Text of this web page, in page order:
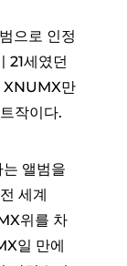
으로 인정
21세였던
XNUMX만
작이다.
앨범을
세계
위를 차
일 만에